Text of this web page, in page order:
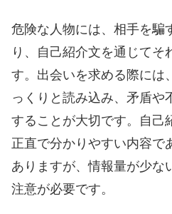
危険な人物には、相手を騙
り、自己紹介文を通じてそ
す。出会いを求める際には
っくりと読み込み、矛盾や
することが大切です。自己
正直で分かりやすい内容で
ありますが、情報量が少な
注意が必要です。